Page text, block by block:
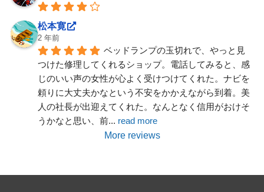
松本寛
2 年前
ベッドランプの玉切れで、やっと見
つけた修理してくれるショップ。電話してみると、感
じのいい声の女性が心よく受けつけてくれた。ナビを
頼りに大丈夫かなという不安をかかえながら到着。美
人の社長が出迎えてくれた。なんとなく信用がおけそ
うかなと思い、前... read more
More reviews